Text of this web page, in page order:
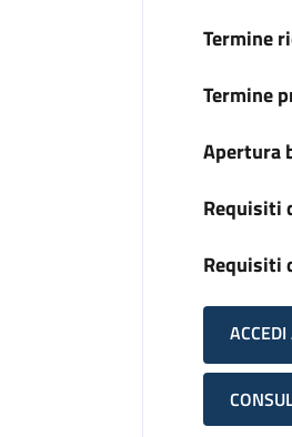
Termine
Termine
Apertura
Requisiti
Requisiti